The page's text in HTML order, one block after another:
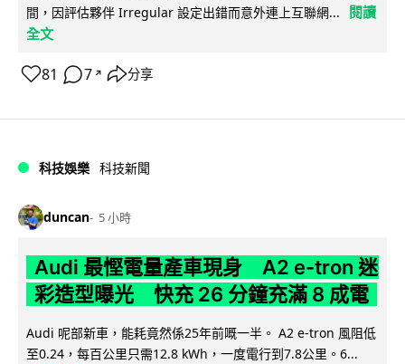
間，因評估夥伴 Irregular 設定出錯而意外連上互聯網...
閱讀
全文
81 7 ↗ 分享
科技娛樂 科技新聞
duncan 5 小時
Audi 最慳電量產車現身 A2 e-tron 迷
彩造型曝光 快充 26 分鐘充滿 8 成電
Audi 呢部新車，能耗竟然係25年前嘅一半。 A2 e-tron 風阻低
至0.24，每百公里只需12.8 kWh，一度電行到7.8公里。6...